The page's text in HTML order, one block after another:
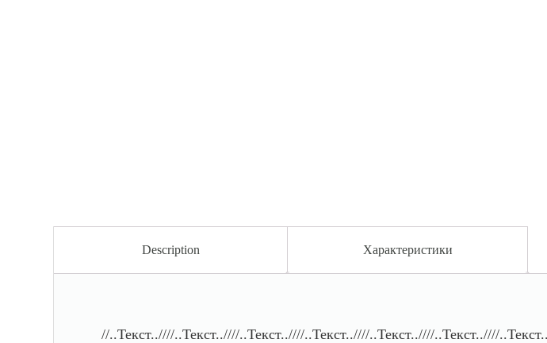
Description Характеристики
//..Текст..////..Текст..////..Текст..////..Текст..////..Текст..////..Текст..////